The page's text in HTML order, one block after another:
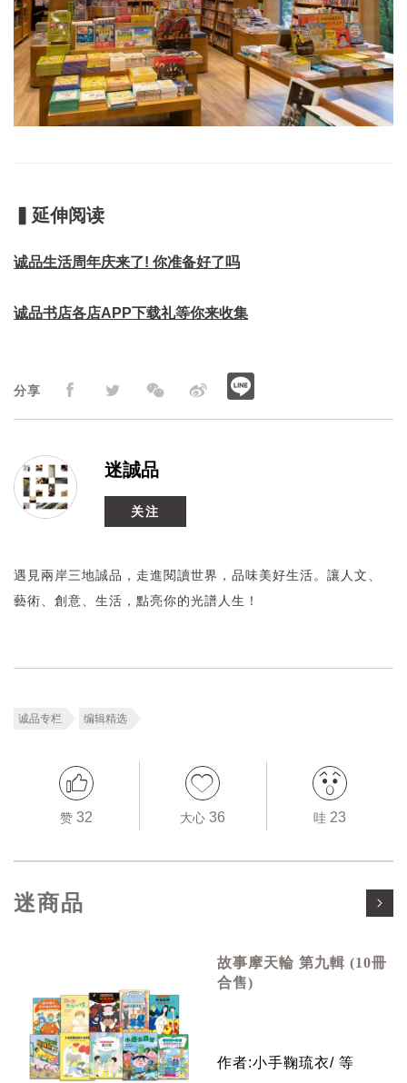
▍延伸阅读
诚品生活周年庆来了! 你准备好了吗
诚品书店各店APP下载礼等你来收集
分享
迷誠品
关注
遇見兩岸三地誠品，走進閱讀世界，品味美好生活。讓人文、
藝術、創意、生活，點亮你的光譜人生！
诚品专栏 编辑精选
赞32 大心36 哇 23
迷商品
故事摩天輪 第九輯 (10冊
合售)
作者:小手鞠琉衣/ 等